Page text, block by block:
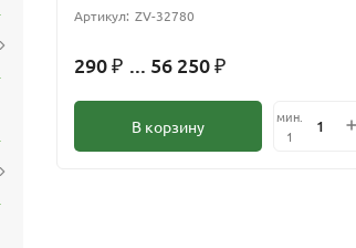
Артикул: ZV-32780
290 ₽ ... 56 250 ₽
В корзину
мин.
1